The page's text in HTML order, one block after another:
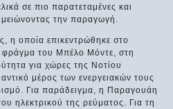
σε πιο παρατεταμένες και
την παραγωγή.
η οποία επικεντρώθηκε στο
φράγμα του Μπέλο Μόντε, στη
για χώρες της Νοτίου
μέρος των ενεργειακών τους
Για παράδειγμα, η Παραγουάη
ηλεκτρικού της ρεύματος. Για τη